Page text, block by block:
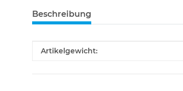
Beschreibung
Produkteigenschaft
Wert
Artikelgewicht: